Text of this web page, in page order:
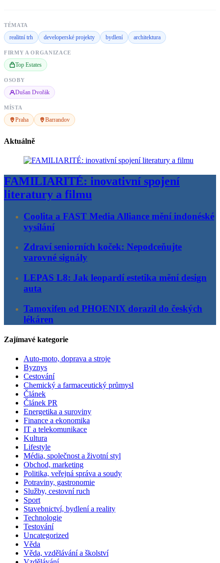
TÉMATA
realitní trh developerské projekty bydlení architektura
FIRMY A ORGANIZACE
Top Estates
OSOBY
Dušan Dvořák
MÍSTA
Praha Barrandov
Aktuálně
FAMILIARITÉ: inovativní spojení
literatury a filmu
Coolita a FAST Media Alliance mění indonéské
vysílání
Zdraví seniorních koček: Nepodceňujte
varovné signály
LEPAS L8: Jak leopardí estetika mění design
auta
Tamoxifen od PHOENIX dorazil do českých
lékáren
Zajímavé kategorie
Auto-moto, doprava a stroje
Byznys
Cestování
Chemický a farmaceutický průmysl
Článek
Článek PR
Energetika a suroviny
Finance a ekonomika
IT a telekomunikace
Kultura
Lifestyle
Média, společnost a životní styl
Obchod, marketing
Politika, veřejná správa a soudy
Potraviny, gastronomie
Služby, cestovní ruch
Sport
Stavebnictví, bydlení a reality
Technologie
Testování
Uncategorized
Věda
Věda, vzdělávání a školství